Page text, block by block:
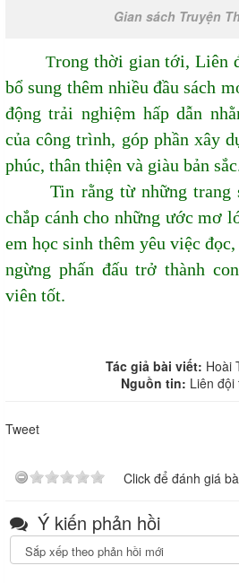
Gian sách Truyện
Trong thời gian tới, Liên
bổ sung thêm nhiều đầu sách
động trải nghiệm hấp dẫn
của công trình, góp phần xây
phúc, thân thiện và giàu bản
Tin rằng từ những trang
chắp cánh cho những ước mơ
em học sinh thêm yêu việc
ngừng phấn đấu trở thành
viên tốt.
Tác giả bài viết: Hoài
Nguồn tin: Liên đội
Tweet
Click để đánh giá
Ý kiến phản hồi